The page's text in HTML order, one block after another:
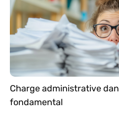
Charge administrative
fondamental